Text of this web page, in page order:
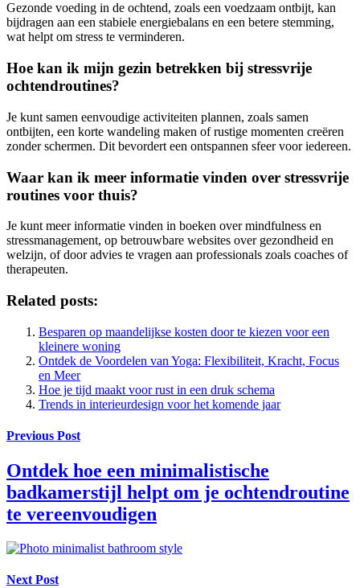
Gezonde voeding in de ochtend, zoals een voedzaam ontbijt, kan
bijdragen aan een stabiele energiebalans en een betere stemming,
wat helpt om stress te verminderen.
Hoe kan ik mijn gezin betrekken bij stressvrije
ochtendroutines?
Je kunt samen eenvoudige activiteiten plannen, zoals samen
ontbijten, een korte wandeling maken of rustige momenten creëren
zonder schermen. Dit bevordert een ontspannen sfeer voor iedereen.
Waar kan ik meer informatie vinden over stressvrije
routines voor thuis?
Je kunt meer informatie vinden in boeken over mindfulness en
stressmanagement, op betrouwbare websites over gezondheid en
welzijn, of door advies te vragen aan professionals zoals coaches of
therapeuten.
Related posts:
Besparen op maandelijkse kosten door te kiezen voor een
kleinere woning
Ontdek de Voordelen van Yoga: Flexibiliteit, Kracht, Focus
en Meer
Hoe je tijd maakt voor rust in een druk schema
Trends in interieurdesign voor het komende jaar
Previous Post
Ontdek hoe een minimalistische
badkamerstijl helpt om je ochtendroutine
te vereenvoudigen
Next Post